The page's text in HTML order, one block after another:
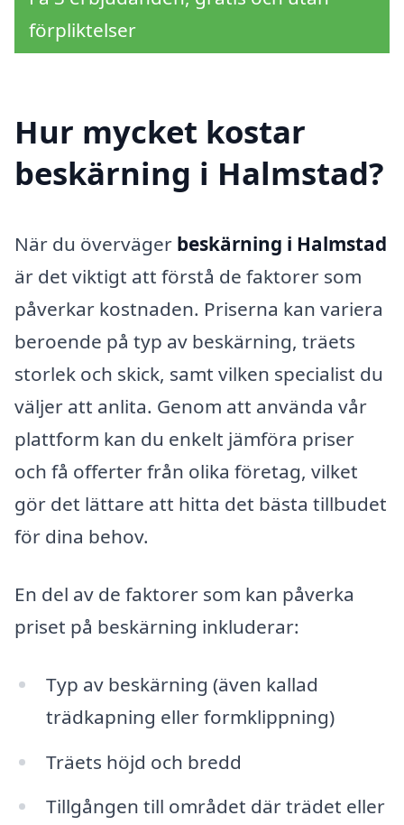
förpliktelser
Hur mycket kostar
beskärning i Halmstad?
När du överväger beskärning i Halmstad
är det viktigt att förstå de faktorer som
påverkar kostnaden. Priserna kan variera
beroende på typ av beskärning, träets
storlek och skick, samt vilken specialist du
väljer att anlita. Genom att använda vår
plattform kan du enkelt jämföra priser
och få offerter från olika företag, vilket
gör det lättare att hitta det bästa tillbudet
för dina behov.
En del av de faktorer som kan påverka
priset på beskärning inkluderar:
Typ av beskärning (även kallad
trädkapning eller formklippning)
Träets höjd och bredd
Tillgången till området där trädet eller